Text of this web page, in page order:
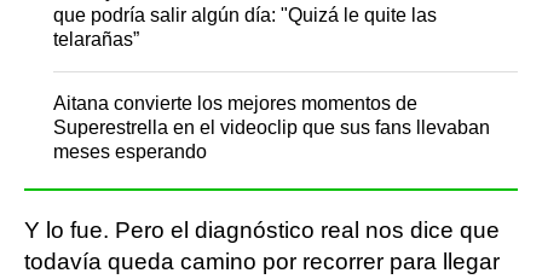
que podría salir algún día: "Quizá le quite las
telarañas”
Aitana convierte los mejores momentos de
Superestrella en el videoclip que sus fans llevaban
meses esperando
Y lo fue. Pero el diagnóstico real nos dice que
todavía queda camino por recorrer para llegar